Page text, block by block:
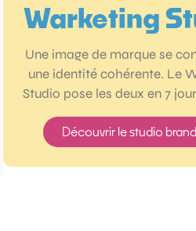
Warketing
Une image de marque se
une identité cohérente. Le
Studio pose les deux en 7
Découvrir le studio